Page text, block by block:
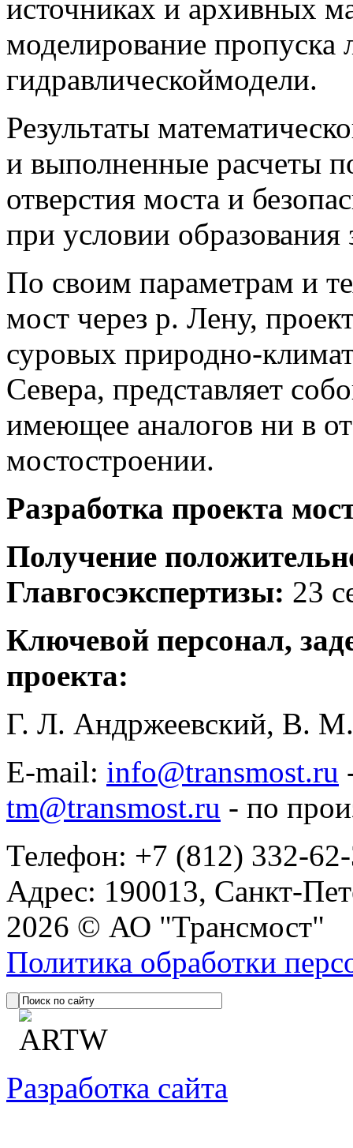
источниках и архивных
моделирование пропуска
гидравлическоймодели.
Результаты
и выполненные расчеты
отверстия моста и
при условии образования
По своим параметрам и
мост через р. Лену,
суровых природно-
Севера, представляет
имеющее аналогов ни в
мостостроении.
Разработка проекта
Получение
Главгосэкспертизы: 23
Ключевой персонал,
проекта:
Г. Л. Андржеевский, В.
E-mail: info@transmost.ru
tm@transmost.ru - по
Телефон: +7 (812) 332-
Адрес: 190013, Санкт-
2026 © АО "Трансмост"
Политика обработки
Разработка сайта